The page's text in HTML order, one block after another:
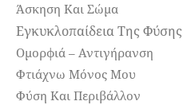
Άσκηση Και Σώμα
Εγκυκλοπαίδεια Της Φύσης
Ομορφιά – Αντιγήρανση
Φτιάχνω Μόνος Μου
Φύση Και Περιβάλλον